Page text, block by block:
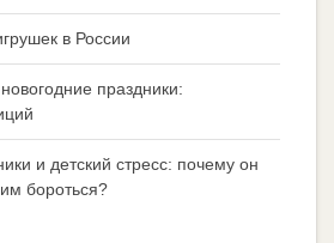
в России
праздники:
и детский стресс: почему он
бороться?